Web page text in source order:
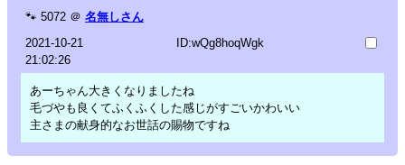
🐾 5072 ＠ 名無しさん
2021-10-21
21:02:26
ID:wQg8hoqWgk
あーちゃん大きくなりましたね
毛づやも良くてふくふくした感じがすごいかわいい
主さまの献身的なお世話の賜物ですね